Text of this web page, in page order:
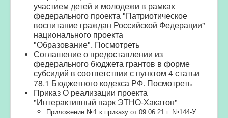
участием детей и молодежи в рамках
федерального проекта "Патриотическое
воспитание граждан Российской Федерации"
национального проекта
"Образование". Посмотреть
Соглашение о предоставлении из
федерального бюджета грантов в форме
субсидий в соответствии с пунктом 4 статьи
78.1 Бюджетного кодекса РФ. Посмотреть
Приказ О реализации проекта
"Интерактивный парк ЭТНО-Хакатон"
Приложение №1 к приказу от 09.06.21 г. №144-У.